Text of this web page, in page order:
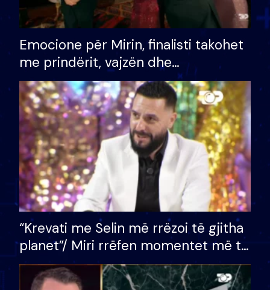
Emocione për Mirin, finalisti takohet
me prindërit, vajzën dhe
bashkëshorten: S’kemi ndonjë letër
divorci apo jo?
“Krevati me Selin më rrëzoi të gjitha
planet”/ Miri rrëfen momentet më të
bukura në shtëpinë e BB VIP: Do më
mungojë zilja e mëngjesit kur…